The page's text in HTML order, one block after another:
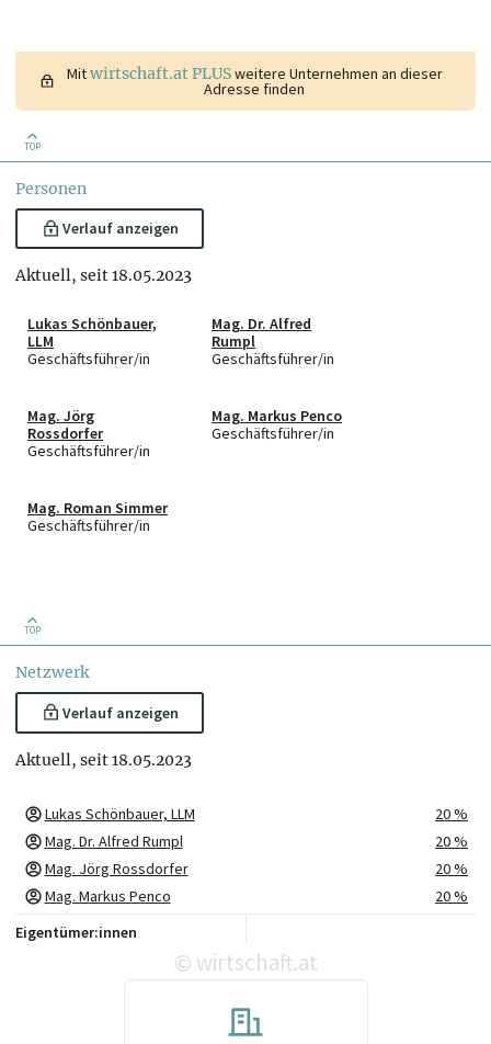
Mitwirtschaft.at PLUSweitere Unternehmen an dieser
Adresse finden
TOP
Personen
Verlauf anzeigen
Aktuell, seit 18.05.2023
Lukas Schönbauer,
LLM
Geschäftsführer/in
Mag. Dr. Alfred
Rumpl
Geschäftsführer/in
Mag. Jörg
Rossdorfer
Geschäftsführer/in
Mag. Markus Penco
Geschäftsführer/in
Mag. Roman Simmer
Geschäftsführer/in
TOP
Netzwerk
Verlauf anzeigen
Aktuell, seit 18.05.2023
Lukas Schönbauer, LLM
20 %
Mag. Dr. Alfred Rumpl
20 %
Mag. Jörg Rossdorfer
20 %
Mag. Markus Penco
20 %
Mag. Roman Simmer
Eigentümer:innen
© wirtschaft.at